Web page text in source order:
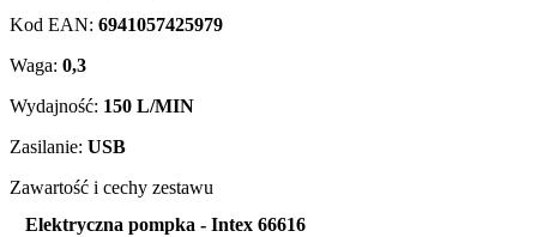
Kod EAN: 6941057425979
Waga: 0,3
Wydajność: 150 L/MIN
Zasilanie: USB
Zawartość i cechy zestawu
Elektryczna pompka - Intex 66616